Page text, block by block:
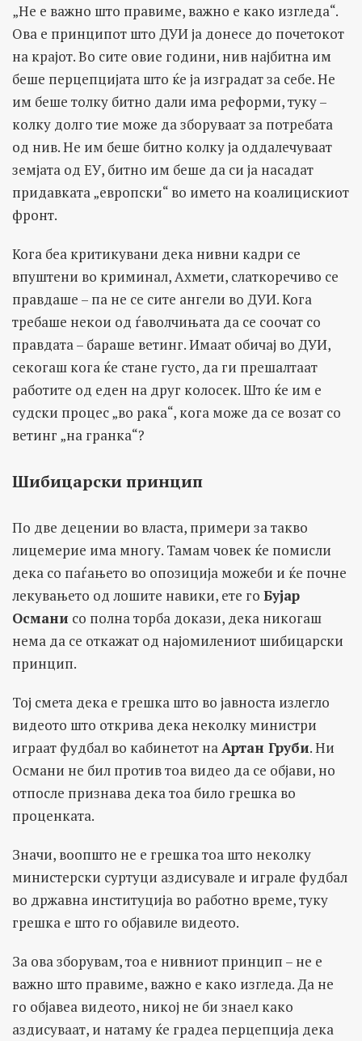
„Не е важно што правиме, важно е како изгледа“.
Ова е принципот што ДУИ ја донесе до почетокот
на крајот. Во сите овие години, нив најбитна им
беше перцепцијата што ќе ја изградат за себе. Не
им беше толку битно дали има реформи, туку –
колку долго тие може да зборуваат за потребата
од нив. Не им беше битно колку ја оддалечуваат
земјата од ЕУ, битно им беше да си ја насадат
придавката „европски“ во името на коалицискиот
фронт.
Кога беа критикувани дека нивни кадри се
впуштени во криминал, Ахмети, слаткоречиво се
правдаше – па не се сите ангели во ДУИ. Кога
требаше некои од ѓаволчињата да се соочат со
правдата – бараше ветинг. Имаат обичај во ДУИ,
секогаш кога ќе стане густо, да ги прешалтаат
работите од еден на друг колосек. Што ќе им е
судски процес „во рака“, кога може да се возат со
ветинг „на гранка“?
Шибицарски принцип
По две децении во власта, примери за такво
лицемерие има многу. Тамам човек ќе помисли
дека со паѓањето во опозиција можеби и ќе почне
лекувањето од лошите навики, ете го Бујар
Османи со полна торба докази, дека никогаш
нема да се откажат од најомилениот шибицарски
принцип.
Тој смета дека е грешка што во јавноста излегло
видеото што открива дека неколку министри
играат фудбал во кабинетот наАртан Груби. Ни
Османи не бил против тоа видео да се објави, но
отпосле признава дека тоа било грешка во
проценката.
Значи, воопшто не е грешка тоа што неколку
министерски суртуци аздисувале и играле фудбал
во државна институција во работно време, туку
грешка е што го објавиле видеото.
За ова зборувам, тоа е нивниот принцип – не е
важно што правиме, важно е како изгледа. Да не
го објавеа видеото, никој не би знаел како
аздисуваат, и натаму ќе градеа перцепција дека